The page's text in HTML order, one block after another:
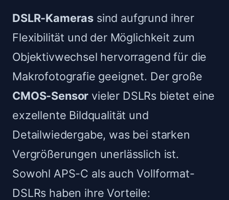
DSLR-Kameras sind aufgrund ihrer
Flexibilität und der Möglichkeit zum
Objektivwechsel hervorragend für die
Makrofotografie geeignet. Der große
CMOS-Sensor vieler DSLRs bietet eine
exzellente Bildqualität und
Detailwiedergabe, was bei starken
Vergrößerungen unerlässlich ist.
Sowohl APS-C als auch Vollformat-
DSLRs haben ihre Vorteile: